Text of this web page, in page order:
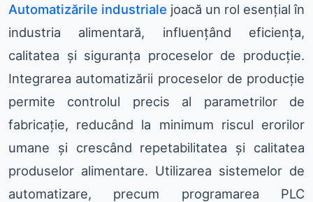
Automatizările industriale joacă un rol esențial în
industria alimentară, influențând eficiența,
calitatea și siguranța proceselor de producție.
Integrarea automatizării proceselor de producție
permite controlul precis al parametrilor de
fabricație, reducând la minimum riscul erorilor
umane și crescând repetabilitatea și calitatea
produselor alimentare. Utilizarea sistemelor de
automatizare, precum programarea PLC